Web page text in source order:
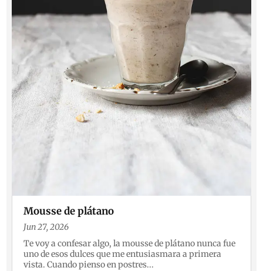
Mousse de plátano
Jun 27, 2026
Te voy a confesar algo, la mousse de plátano nunca fue
uno de esos dulces que me entusiasmara a primera
vista. Cuando pienso en postres...